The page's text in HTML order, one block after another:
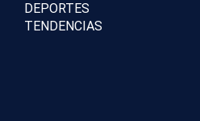
DEPORTES
TENDENCIAS